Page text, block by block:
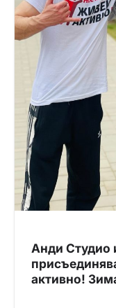
Анди Студио
активно!